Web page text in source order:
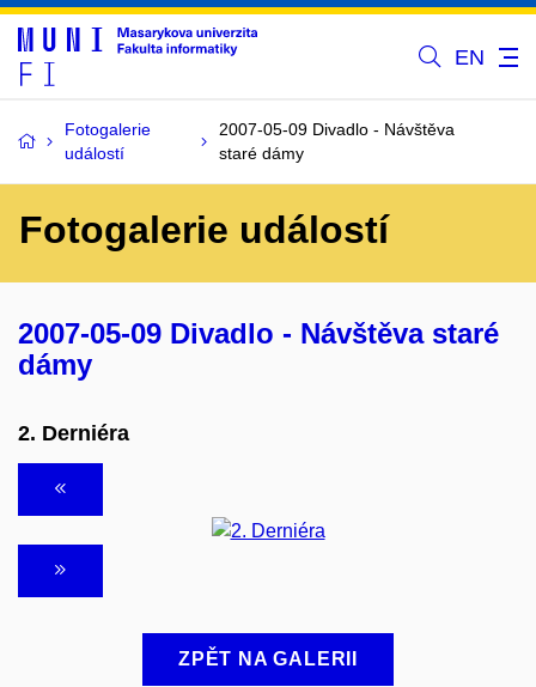
EN
Fotogalerie
událostí
2007-05-09 Divadlo - Návštěva
staré dámy
Fotogalerie událostí
2007-05-09 Divadlo - Návštěva staré
dámy
2. Derniéra
ZPĚT NA GALERII